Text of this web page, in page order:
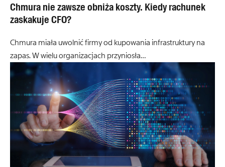
Chmura nie zawsze obniża koszty. Kiedy rachunek
zaskakuje CFO?
Chmura miała uwolnić firmy od kupowania infrastruktury na
zapas. W wielu organizacjach przyniosła…